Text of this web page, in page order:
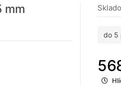
mm
do 5